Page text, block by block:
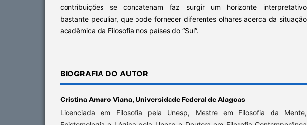
contribuições se concatenam faz surgir um horizonte interpretativo
bastante peculiar, que pode fornecer diferentes olhares acerca da situação
acadêmica da Filosofia nos países do “Sul”.
BIOGRAFIA DO AUTOR
Cristina Amaro Viana, Universidade Federal de Alagoas
Licenciada em Filosofia pela Unesp, Mestre em Filosofia da Mente,